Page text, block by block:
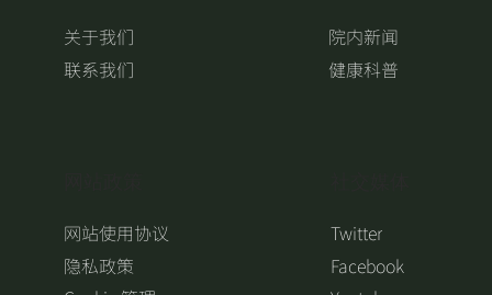
关于我们
联系我们
院内新闻
健康科普
网站使用协议
隐私政策
Twitter
Facebook